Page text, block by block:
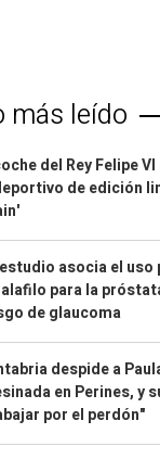
más leído
del Rey Felipe
de edición
asocia el
para la
de glaucoma
despide a
en Perines, y
por el perdón"